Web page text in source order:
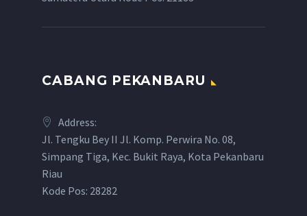
CABANG PEKANBARU
Address:
Jl. Tengku Bey II Jl. Komp. Perwira No. 08,
Simpang Tiga, Kec. Bukit Raya, Kota Pekanbaru
Riau
Kode Pos: 28282